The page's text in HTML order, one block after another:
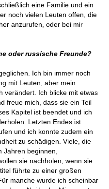
eine Familie und ein
noch vielen Leuten offen, die
anzurufen, oder bei mir
oder russische Freunde?
Ich bin immer noch
mit Leuten, aber mein
verändert. Ich blicke mit etwas
freue mich, dass sie ein Teil
Kapitel ist beendet und ich
Letzten Endes ist
und ich konnte zudem ein
zu schädigen. Viele, die
Jahren beginnen,
sie nachholen, wenn sie
führte zu einer großen
manche wurde ich scheinbar